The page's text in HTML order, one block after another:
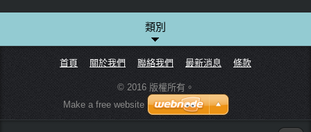
類別
首頁 關於我們 聯絡我們 最新消息 條款
© 2016 版權所有。
Make a free website